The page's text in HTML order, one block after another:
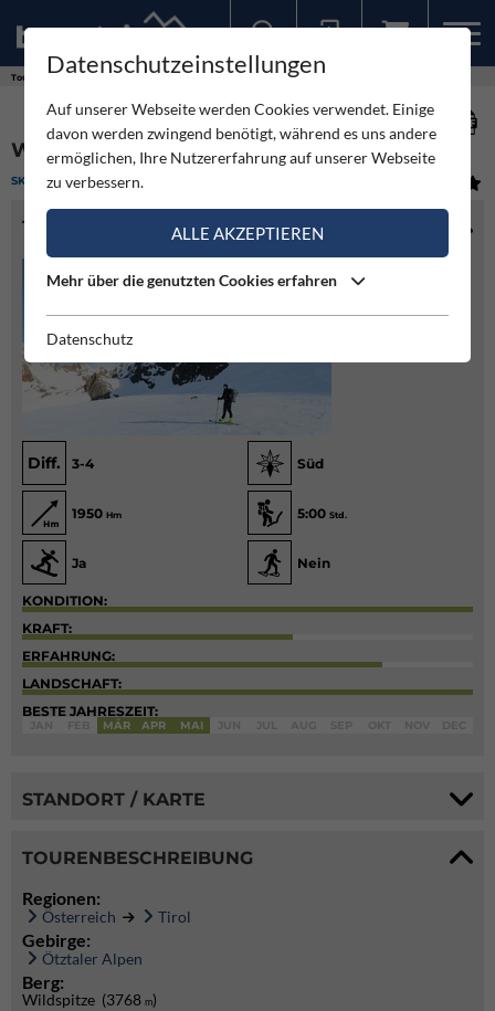
Touren
WILDSPITZE VON VENT
SKITOUR MITTEL
TOURENINFO
Diff. 3-4 Süd
1950 Hm 5:00 Std.
Ja Nein
KONDITION:
KRAFT:
ERFAHRUNG:
LANDSCHAFT:
BESTE JAHRESZEIT:
MÄR APR MAI
STANDORT / KARTE
TOURENBESCHREIBUNG
Regionen:
Österreich Tirol
Gebirge:
Ötztaler Alpen
Berg:
Wildspitze (3768 m)
Datenschutzeinstellungen
Auf unserer Webseite werden Cookies verwendet. Einige
davon werden zwingend benötigt, während es uns andere
ermöglichen, Ihre Nutzererfahrung auf unserer Webseite
zu verbessern.
ALLE AKZEPTIEREN
Mehr über die genutzten Cookies erfahren
Datenschutz